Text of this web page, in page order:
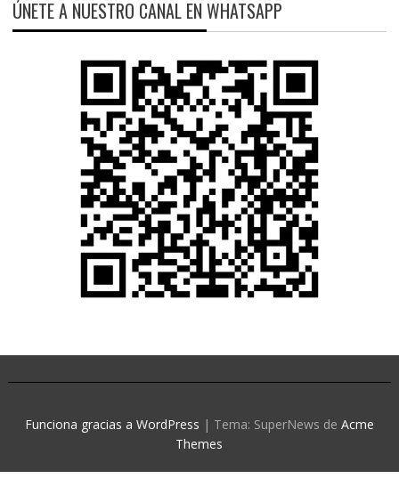
ÚNETE A NUESTRO CANAL EN WHATSAPP
Funciona gracias a WordPress | Tema: SuperNews de Acme
Themes